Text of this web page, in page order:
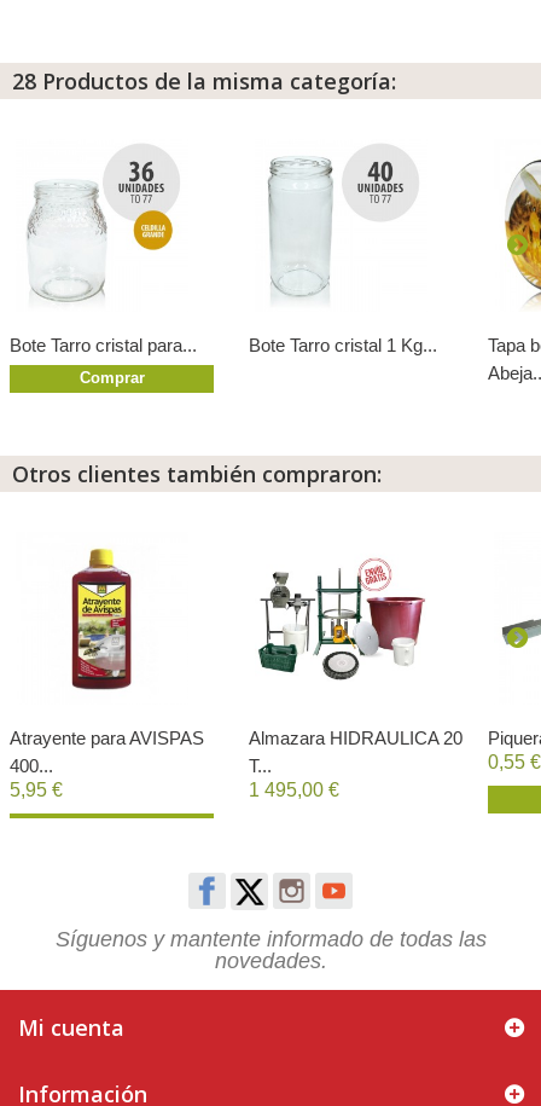
28 Productos de la misma categoría:
Bote Tarro cristal para...
Comprar
Bote Tarro cristal 1 Kg...
Tapa
Otros clientes también compraron:
Atrayente para AVISPAS
400...
5,95 €
Almazara HIDRAULICA 20
T...
1 495,00 €
0,55 €
Síguenos y mantente informado de todas las
novedades.
Mi cuenta
Información